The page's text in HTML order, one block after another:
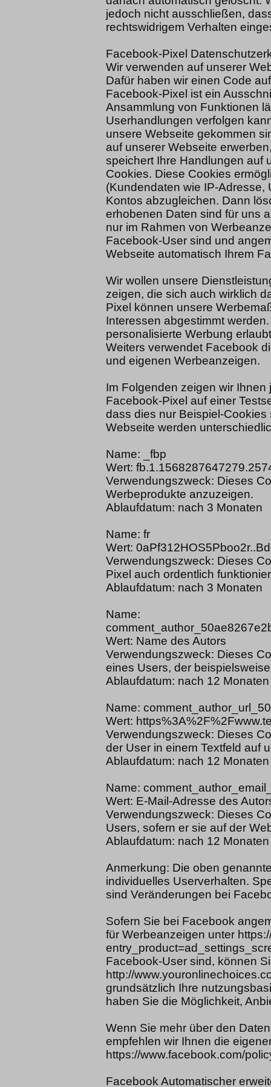
jedoch nicht ausschließen,
rechtswidrigem Verhalten
Facebook-Pixel
Wir verwenden auf unserer
Dafür haben wir einen Code
Facebook-Pixel ist ein
Ansammlung von Funktionen
Userhandlungen verfolgen
unsere Webseite gekommen
auf unserer Webseite
speichert Ihre Handlungen auf
Cookies. Diese Cookies
(Kundendaten wie IP-Adresse,
Kontos abzugleichen. Dann
erhobenen Daten sind für uns
nur im Rahmen von
Facebook-User sind und
Webseite automatisch Ihrem
Wir wollen unsere
zeigen, die sich auch wirklich
Pixel können unsere
Interessen abgestimmt
personalisierte Werbung
Weiters verwendet Facebook
und eigenen Werbeanzeigen.
Im Folgenden zeigen wir
Facebook-Pixel auf einer
dass dies nur Beispiel-
Webseite werden
Name: _fbp
Wert:
Verwendungszweck: Dieses
Werbeprodukte anzuzeigen.
Ablaufdatum: nach 3 Monaten
Name: fr
Wert:
Verwendungszweck: Dieses
Pixel auch ordentlich
Ablaufdatum: nach 3 Monaten
Name:
Wert: Name des Autors
Verwendungszweck: Dieses
eines Users, der
Ablaufdatum: nach 12 Monaten
Name:
Wert:
Verwendungszweck: Dieses
der User in einem Textfeld auf
Ablaufdatum: nach 12 Monaten
Name:
Wert: E-Mail-Adresse des
Verwendungszweck: Dieses
Users, sofern er sie auf der
Ablaufdatum: nach 12 Monaten
Anmerkung: Die oben
individuelles Userverhalten.
sind Veränderungen bei
Sofern Sie bei Facebook
für Werbeanzeigen unter
Facebook-User sind, können
http://
grundsätzlich Ihre
haben Sie die Möglichkeit,
Wenn Sie mehr über den
empfehlen wir Ihnen die
https://www.facebook.com/
Facebook Automatischer